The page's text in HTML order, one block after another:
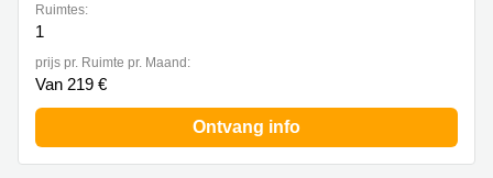
Ruimtes:
1
prijs pr. Ruimte pr. Maand:
Van 219 €
Ontvang info